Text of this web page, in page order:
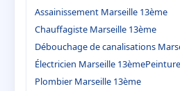
Assainissement Marseille 13ème
Chauffagiste Marseille 13ème
Débouchage de canalisations
Électricien Marseille 13ème
Plombier Marseille 13ème